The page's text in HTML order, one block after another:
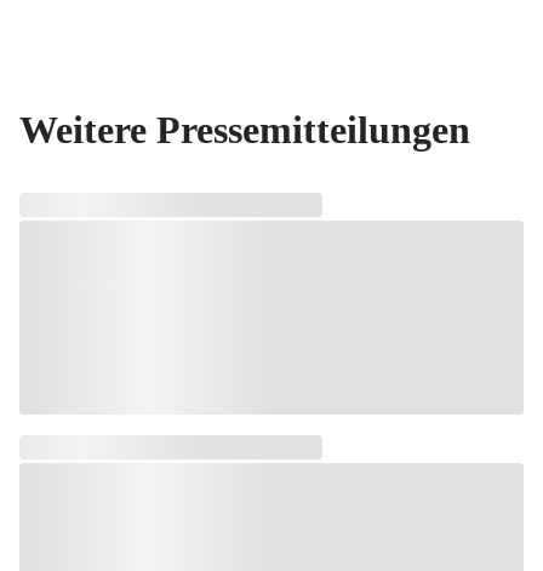
Weitere Pressemitteilungen